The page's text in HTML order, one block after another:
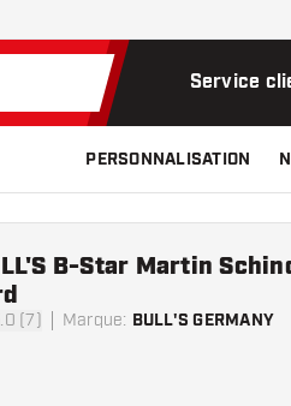
Service
PERSONNALISATION
(7) Marque: BULL'S GERMANY
B-Star Martin